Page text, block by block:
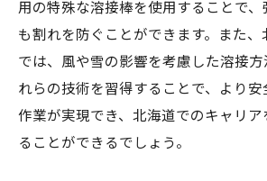
用の特殊な溶接棒を使用することで
も割れを防ぐことができます。また
では、風や雪の影響を考慮した溶接方
れらの技術を習得することで、より
作業が実現でき、北海道でのキャリ
ることができるでしょう。